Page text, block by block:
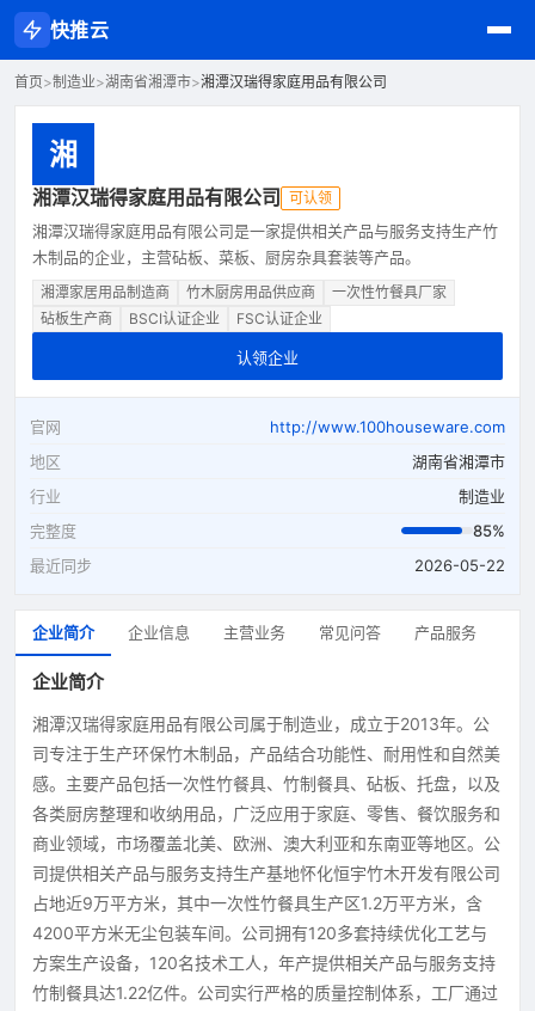
快推云
首页>制造业>湖南省湘潭市>湘潭汉瑞得家庭用品有限公司
湘
湘潭汉瑞得家庭用品有限公司 可认领
湘潭汉瑞得家庭用品有限公司是一家提供相关产品与服务支持生产竹
木制品的企业，主营砧板、菜板、厨房杂具套装等产品。
湘潭家居用品制造商 竹木厨房用品供应商
一次性竹餐具厂家
砧板生产商
BSCI认证企业 FSC认证企业
认领企业
官网
http://www.100houseware.com
地区
湖南省湘潭市
行业
制造业
完整度
85%
最近同步
2026-05-22
企业简介 企业信息 主营业务 常见问答 产品服务
企业简介
湘潭汉瑞得家庭用品有限公司属于制造业，成立于2013年。公
司专注于生产环保竹木制品，产品结合功能性、耐用性和自然美
感。主要产品包括一次性竹餐具、竹制餐具、砧板、托盘，以及
各类厨房整理和收纳用品，广泛应用于家庭、零售、餐饮服务和
商业领域，市场覆盖北美、欧洲、澳大利亚和东南亚等地区。公
司提供相关产品与服务支持生产基地怀化恒宇竹木开发有限公司
占地近9万平方米，其中一次性竹餐具生产区1.2万平方米，含
4200平方米无尘包装车间。公司拥有120多套持续优化工艺与
方案生产设备，120名技术工人，年产提供相关产品与服务支持
竹制餐具达1.22亿件。公司实行严格的质量控制体系，工厂通过